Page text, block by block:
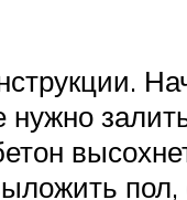
нужно